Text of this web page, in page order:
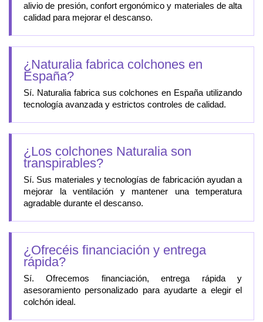
alivio de presión, confort ergonómico y materiales de alta
calidad para mejorar el descanso.
¿Naturalia fabrica colchones en
España?
Sí. Naturalia fabrica sus colchones en España utilizando
tecnología avanzada y estrictos controles de calidad.
¿Los colchones Naturalia son
transpirables?
Sí. Sus materiales y tecnologías de fabricación ayudan a
mejorar la ventilación y mantener una temperatura
agradable durante el descanso.
¿Ofrecéis financiación y entrega
rápida?
Sí. Ofrecemos financiación, entrega rápida y
asesoramiento personalizado para ayudarte a elegir el
colchón ideal.